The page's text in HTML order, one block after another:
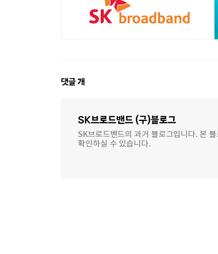
댓
댓글개
SK브로드밴드 (구)블로그
SK브로드밴드의 과거 블로그입니다. 본
확인하실 수 있습니다.